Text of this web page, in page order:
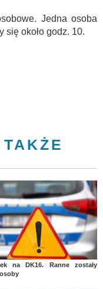
Jedna osoba
się około godz. 10.
na DK16. Ranne zostały